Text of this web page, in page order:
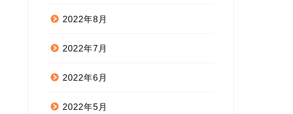
2022年8月
2022年7月
2022年6月
2022年5月